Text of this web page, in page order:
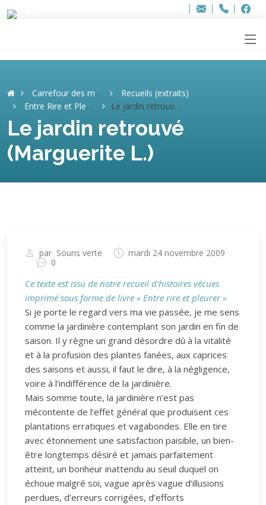
Adresse
info..hâthe..
Tel.
Tel.
Carrefour des mémoires
Recueils (extraits)
Entre Rire et Pleurer
Le jardin retrouvé (Marguerite L.)
Le jardin retrouvé
(Marguerite L.)
par Souris verte
mardi 24 novembre 2009
0
Ce texte est issu de notre recueil d’histoires vécues
imprimé sous forme de livre « Entre rire et pleurer »
Si je porte le regard vers ma vie passée, je me sens
comme la jardinière contemplant son jardin en fin de
saison. Il y règne un grand désordre dû à la vitalité
et à la profusion des plantes fanées, aux caprices
des saisons et aussi, il faut le dire, à la négligence,
voire à l’indifférence de la jardinière.
Mais somme toute, la jardinière n’est pas
mécontente de l’effet général que produisent ces
plantations erratiques et vagabondes. Elle en tire
avec étonnement une satisfaction paisible, un bien-
être longtemps désiré et jamais parfaitement
atteint, un bonheur inattendu au seuil duquel on
échoue malgré soi, vague après vague d’illusions
perdues, d’erreurs corrigées, d’efforts